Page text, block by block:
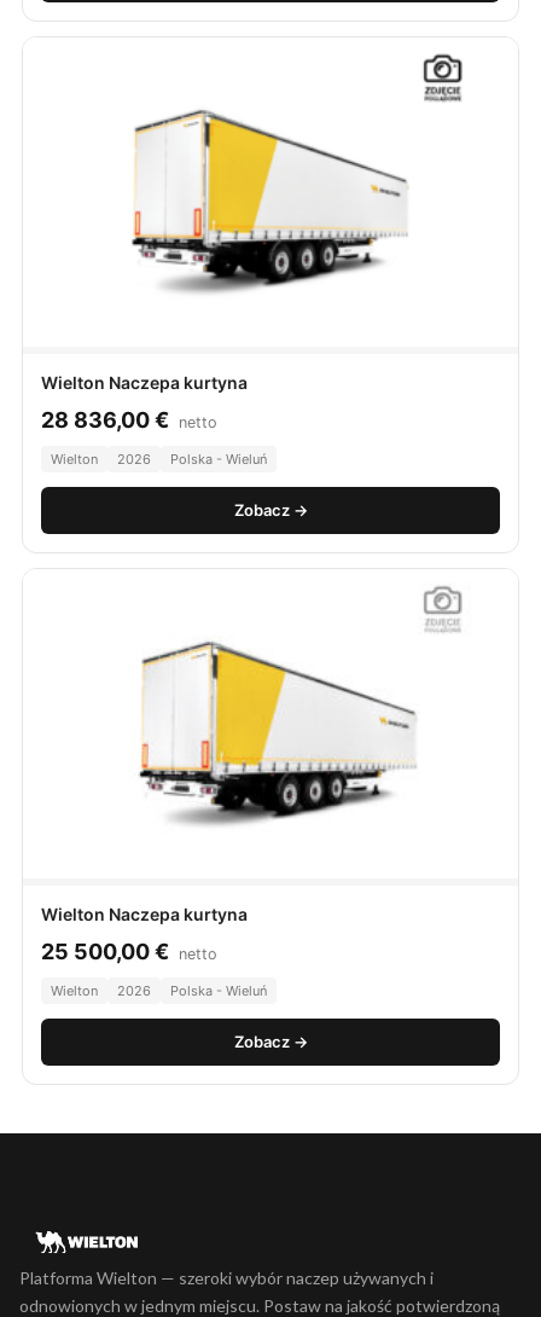
Wielton Naczepa kurtyna
28 836,00€ netto
Wielton 2026 Polska - Wieluń
Zobacz →
Wielton Naczepa kurtyna
25 500,00€ netto
Wielton 2026 Polska - Wieluń
Zobacz →
Platforma Wielton — szeroki wybór naczep używanych i
odnowionych w jednym miejscu. Postaw na jakość potwierdzoną